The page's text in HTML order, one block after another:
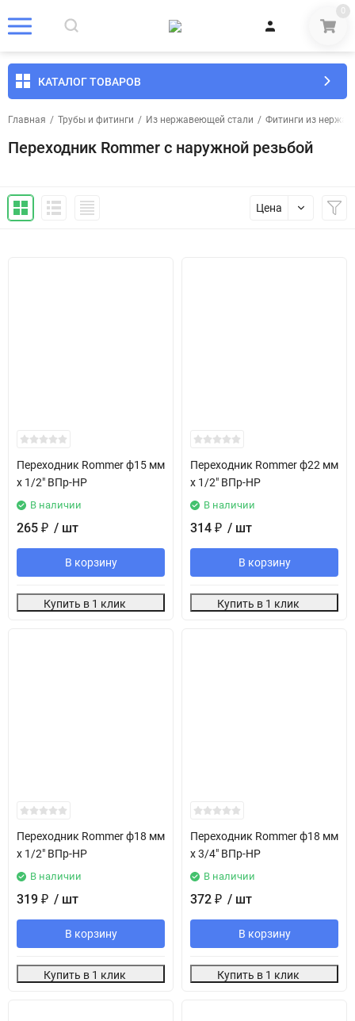
0
КАТАЛОГ ТОВАРОВ
Главная / Трубы и фитинги / Из нержавеющей стали / Фитинги из
Переходник Rommer с наружной резьбой
Цена
Переходник Rommer ф15 мм
х 1/2" ВПр-НР
В наличии
265 ₽ / шт
В корзину
Купить в 1 клик
Переходник Rommer ф22 мм
х 1/2" ВПр-НР
В наличии
314 ₽ / шт
В корзину
Купить в 1 клик
Переходник Rommer ф18 мм
х 1/2" ВПр-НР
В наличии
319 ₽ / шт
В корзину
Купить в 1 клик
Переходник Rommer ф18 мм
х 3/4" ВПр-НР
В наличии
372 ₽ / шт
В корзину
Купить в 1 клик